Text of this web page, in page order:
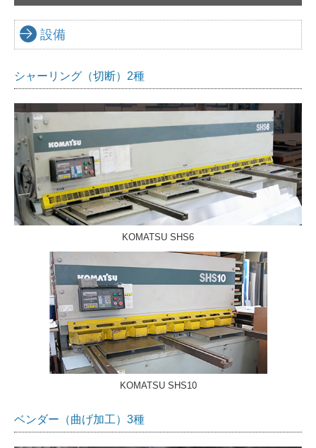
設備
シャーリング（切断）2種
KOMATSU SHS6
KOMATSU SHS10
ベンダー（曲げ加工）3種